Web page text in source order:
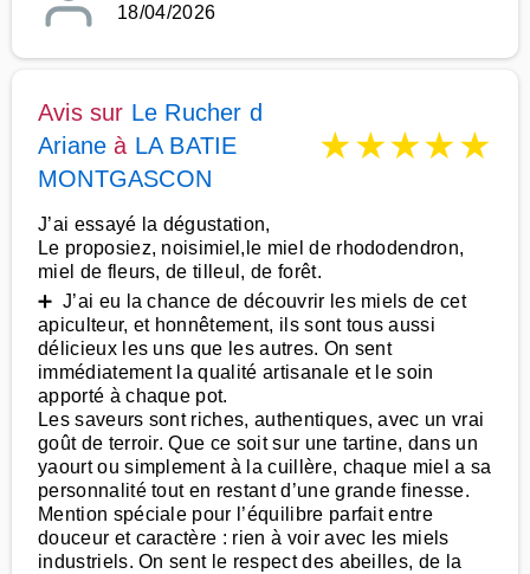
18/04/2026
Avis sur Le Rucher d
Ariane à LA BATIE
MONTGASCON
★★★★★
J’ai essayé la dégustation,
Le proposiez, noisimiel,le miel de rhododendron,
miel de fleurs, de tilleul, de forêt.
➕ J’ai eu la chance de découvrir les miels de cet
apiculteur, et honnêtement, ils sont tous aussi
délicieux les uns que les autres. On sent
immédiatement la qualité artisanale et le soin
apporté à chaque pot.
Les saveurs sont riches, authentiques, avec un vrai
goût de terroir. Que ce soit sur une tartine, dans un
yaourt ou simplement à la cuillère, chaque miel a sa
personnalité tout en restant d’une grande finesse.
Mention spéciale pour l’équilibre parfait entre
douceur et caractère : rien à voir avec les miels
industriels. On sent le respect des abeilles, de la